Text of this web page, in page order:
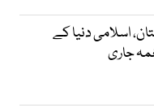
اسلامی دنیا کے
جاری